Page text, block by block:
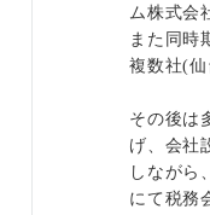
ム株式会
また同時
複数社(仙
その後は
げ、会社
しながら
にて税務